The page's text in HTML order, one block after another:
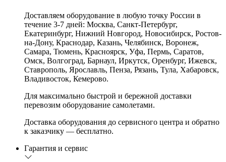
Доставляем оборудование в любую точку России в
течение 3-7 дней: Москва, Санкт-Петербург,
Екатеринбург, Нижний Новгород, Новосибирск, Ростов-
на-Дону, Краснодар, Казань, Челябинск, Воронеж,
Самара, Тюмень, Красноярск, Уфа, Пермь, Саратов,
Омск, Волгоград, Барнаул, Иркутск, Оренбург, Ижевск,
Ставрополь, Ярославль, Пенза, Рязань, Тула, Хабаровск,
Владивосток, Кемерово.
Для максимально быстрой и бережной доставки
перевозим оборудование самолетами.
Доставка оборудования до сервисного центра и обратно
к заказчику — бесплатно.
Гарантия и сервис